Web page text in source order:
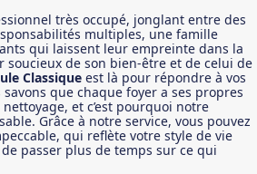
très occupé, jonglant entre des
multiples, une famille
qui laissent leur empreinte dans la
soucieux de son bien-être et de celui de
Classique est là pour répondre à vos
que chaque foyer a ses propres
et c’est pourquoi notre
Grâce à notre service, vous pouvez
qui reflète votre style de vie
passer plus de temps sur ce qui